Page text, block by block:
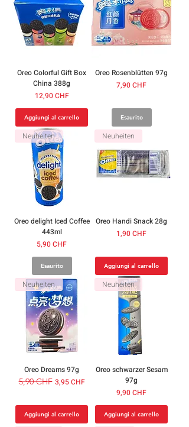
Oreo Colorful Gift Box
China 388g
Prezzo
12,90 CHF
Aggiungi al carrello
Oreo Rosenblütten 97g
Prezzo
7,90 CHF
Esaurito
Neuheiten
Oreo delight Iced Coffee
443ml
Prezzo
5,90 CHF
Esaurito
Neuheiten
Oreo Handi Snack 28g
Prezzo
1,90 CHF
Aggiungi al carrello
Neuheiten
Oreo Dreams 97g
Prezzo regolare
5,90 CHF Prezzo scontato
3,95 CHF
Aggiungi al carrello
Neuheiten
Oreo schwarzer Sesam
97g
Prezzo
9,90 CHF
Aggiungi al carrello